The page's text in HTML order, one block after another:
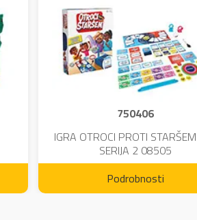
750406
IGRA OTROCI PROTI
SERIJA 2 08505
Podrobnosti